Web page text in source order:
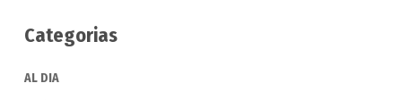
Categorias
AL DIA